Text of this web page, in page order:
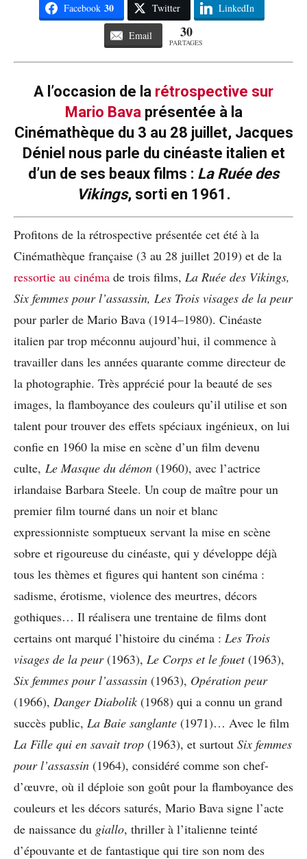
Facebook 30 Twitter LinkedIn
Email 30
PARTAGES
A l’occasion de la rétrospective sur
Mario Bavaprésentée à la
Cinémathèque du 3 au 28 juillet, Jacques
Déniel nous parle du cinéaste italien et
d’un de ses beaux films : La Ruée des
Vikings, sorti en 1961.
Profitons de la rétrospective présentée cet été à la
Cinémathèque française (3 au 28 juillet 2019) et de la
ressortie au cinéma de trois films, La Ruée des Vikings,
Six femmes pour l’assassin, Les Trois visages de la peur
pour parler de Mario Bava (1914–1980). Cinéaste
italien par trop méconnu aujourd’hui, il commence à
travailler dans les années quarante comme directeur de
la photographie. Très apprécié pour la beauté de ses
images, la flamboyance des couleurs qu’il utilise et son
talent pour trouver des effets spéciaux ingénieux, on lui
confie en 1960 la mise en scène d’un film devenu
culte, Le Masque du démon (1960), avec l’actrice
irlandaise Barbara Steele. Un coup de maître pour un
premier film tourné dans un noir et blanc
expressionniste somptueux servant la mise en scène
sobre et rigoureuse du cinéaste, qui y développe déjà
tous les thèmes et figures qui hantent son cinéma :
sadisme, érotisme, violence des meurtres, décors
gothiques… Il réalisera une trentaine de films dont
certains ont marqué l’histoire du cinéma : Les Trois
visages de la peur(1963), Le Corps et le fouet(1963),
Six femmes pour l’assassin (1963), Opération peur
(1966), Danger Diabolik (1968) qui a connu un grand
succès public, La Baie sanglante (1971)… Avec le film
La Fille qui en savait trop (1963), et surtout Six femmes
pour l’assassin (1964), considéré comme son chef-
d’œuvre, où il déploie son goût pour la flamboyance des
couleurs et les décors saturés, Mario Bava signe l’acte
de naissance du giallo, thriller à l’italienne teinté
d’épouvante et de fantastique qui tire son nom des